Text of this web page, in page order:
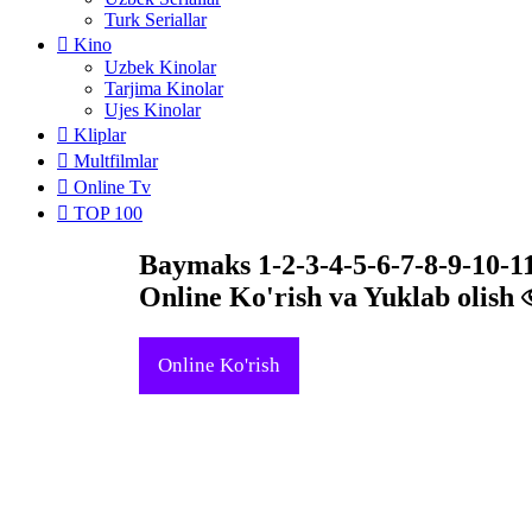
Turk Seriallar
Kino
Uzbek Kinolar
Tarjima Kinolar
Ujes Kinolar
Kliplar
Multfilmlar
Online Tv
TOP 100
Baymaks 1-2-3-4-5-6-7-8-9-
Online Ko'rish va Yuklab olish
Online Ko'rish